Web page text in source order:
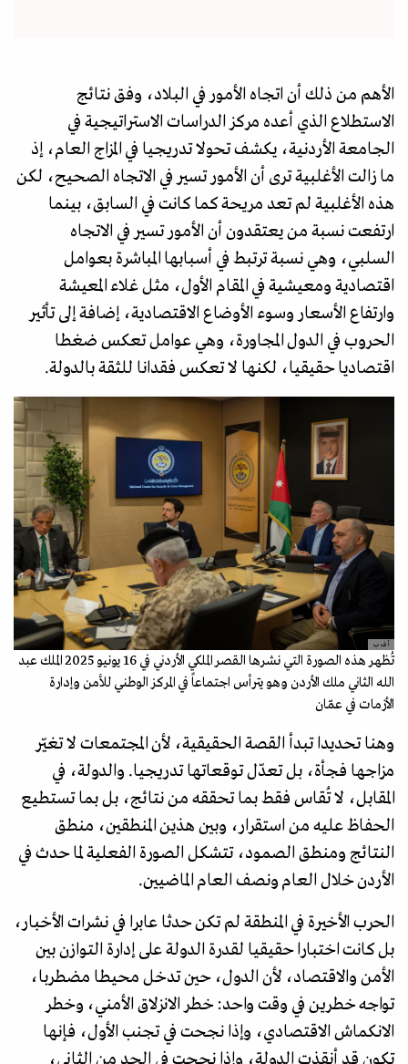
الأهم من ذلك أن اتجاه الأمور في البلاد، وفق نتائج
الاستطلاع الذي أعده مركز الدراسات الاستراتيجية في
الجامعة الأردنية، يكشف تحولا تدريجيا في المزاج العام، إذ
ما زالت الأغلبية ترى أن الأمور تسير في الاتجاه الصحيح، لكن
هذه الأغلبية لم تعد مريحة كما كانت في السابق، بينما
ارتفعت نسبة من يعتقدون أن الأمور تسير في الاتجاه
السلبي، وهي نسبة ترتبط في أسبابها المباشرة بعوامل
اقتصادية ومعيشية في المقام الأول، مثل غلاء المعيشة
وارتفاع الأسعار وسوء الأوضاع الاقتصادية، إضافة إلى تأثير
الحروب في الدول المجاورة، وهي عوامل تعكس ضغطا
اقتصاديا حقيقيا، لكنها لا تعكس فقدانا للثقة بالدولة.
أ ف ب
تُظهر هذه الصورة التي نشرها القصر الملكي الأردني في 16 يونيو 2025 الملك عبد
الله الثاني ملك الأردن وهو يترأس اجتماعاً في المركز الوطني للأمن وإدارة
الأزمات في عمّان
وهنا تحديدا تبدأ القصة الحقيقية، لأن المجتمعات لا تغيّر
مزاجها فجأة، بل تعدّل توقعاتها تدريجيا. والدولة، في
المقابل، لا تُقاس فقط بما تحققه من نتائج، بل بما تستطيع
الحفاظ عليه من استقرار، وبين هذين المنطقين، منطق
النتائج ومنطق الصمود، تتشكل الصورة الفعلية لما حدث في
الأردن خلال العام ونصف العام الماضيين.
الحرب الأخيرة في المنطقة لم تكن حدثا عابرا في نشرات الأخبار،
بل كانت اختبارا حقيقيا لقدرة الدولة على إدارة التوازن بين
الأمن والاقتصاد، لأن الدول، حين تدخل محيطا مضطربا،
تواجه خطرين في وقت واحد: خطر الانزلاق الأمني، وخطر
الانكماش الاقتصادي، وإذا نجحت في تجنب الأول، فإنها